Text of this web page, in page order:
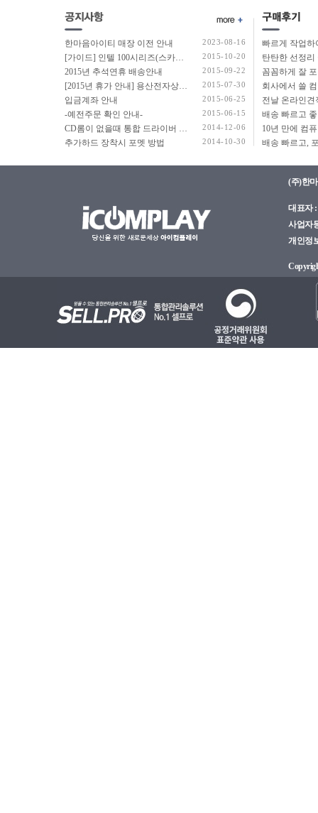
한마음아이티 매장 이전 안내 2023-08-16
[가이드] 인텔 100시리즈(스카이레이크보드) 에서 윈도우7 USB 설치 방법 소개 2015-10-20
2015년 추석연휴 배송안내 2015-09-22
[2015년 휴가 안내] 용산전자상가 여름 휴가 안내 2015-07-30
입금계좌 안내 2015-06-25
-예전주문 확인 안내- 2015-06-15
CD롬이 없을때 통합 드라이버 설치법 2014-12-06
추가하드 장착시 포멧 방법 2014-10-30
탄탄한 선정리
(주)한
대표자
사업자
개인정